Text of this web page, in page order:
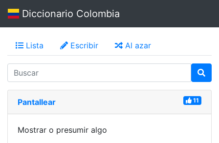
Diccionario Colombia
Lista Escribir Al azar
Pantallear 11
Mostrar o presumir algo